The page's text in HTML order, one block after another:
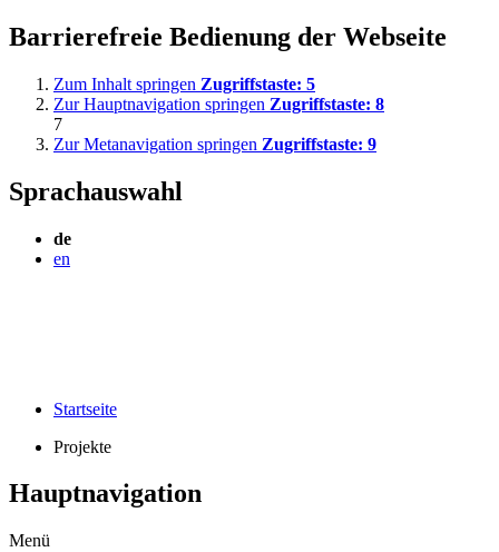
Barrierefreie Bedienung der Webseite
Zum Inhalt springen Zugriffstaste: 5
Zur Hauptnavigation springen Zugriffstaste: 8
7
Zur Metanavigation springen Zugriffstaste: 9
Sprachauswahl
de
en
Startseite
Projekte
Hauptnavigation
Menü